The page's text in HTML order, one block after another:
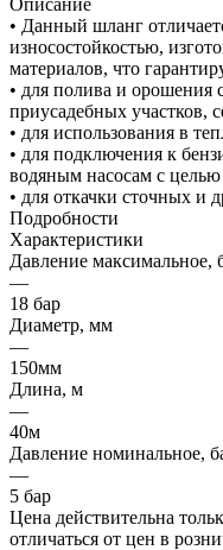
• Данный шланг
износостойкостью,
материалов, что
• для полива и орошения
приусадебных участков,
• для использования в
• для подключения к
водяным насосам с
• для откачки сточных и
Подробности
Характеристики
Давление максимальное,
—
18 бар
Диаметр, мм
—
150мм
Длина, м
—
40м
Давление номинальное,
—
5 бар
Цена действительна
отличаться от цен в